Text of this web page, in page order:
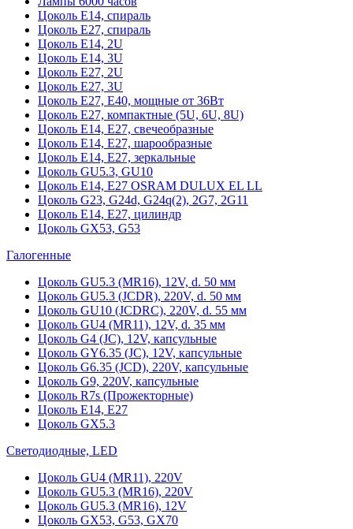
Цоколь Е14, спираль
Цоколь Е27, спираль
Цоколь Е14, 2U
Цоколь Е14, 3U
Цоколь Е27, 2U
Цоколь Е27, 3U
Цоколь Е27, Е40, мощные от 36Вт
Цоколь Е27, компактные (5U, 6U, 8U)
Цоколь Е14, Е27, свечеобразные
Цоколь Е14, Е27, шарообразные
Цоколь Е14, Е27, зеркальные
Цоколь GU5.3, GU10
Цоколь Е14, Е27 OSRAM DULUX EL LL
Цоколь G23, G24d, G24q(2), 2G7, 2G11
Цоколь Е14, Е27, цилиндр
Цоколь GX53, G53
Галогенные
Цоколь GU5.3 (MR16), 12V, d. 50 мм
Цоколь GU5.3 (JCDR), 220V, d. 50 мм
Цоколь GU10 (JCDRC), 220V, d. 55 мм
Цоколь GU4 (MR11), 12V, d. 35 мм
Цоколь G4 (JC), 12V, капсульные
Цоколь GY6.35 (JC), 12V, капсульные
Цоколь G6.35 (JCD), 220V, капсульные
Цоколь G9, 220V, капсульные
Цоколь R7s (Прожекторные)
Цоколь E14, E27
Цоколь GX5.3
Светодиодные, LED
Цоколь GU4 (MR11), 220V
Цоколь GU5.3 (MR16), 220V
Цоколь GU5.3 (MR16), 12V
Цоколь GX53, G53, GX70